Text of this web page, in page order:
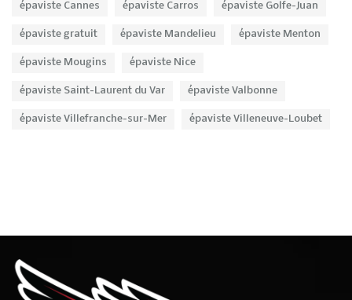
épaviste Cannes épaviste Carros épaviste Golfe-Juan
épaviste gratuit épaviste Mandelieu épaviste Menton
épaviste Mougins épaviste Nice
épaviste Saint-Laurent du Var épaviste Valbonne
épaviste Villefranche-sur-Mer épaviste Villeneuve-Loubet